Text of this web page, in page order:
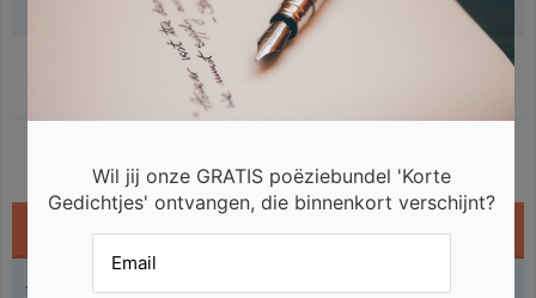
Gerelateerde gedichten
Gedichtjes
Angst gedichtjes
Wil jij onze GRATIS poëziebundel 'Korte
Gedichtjes' ontvangen, die binnenkort verschijnt?